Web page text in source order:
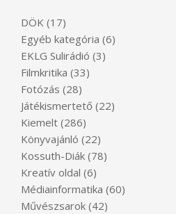
DÖK (17)
Egyéb kategória (6)
EKLG Sulirádió (3)
Filmkritika (33)
Fotózás (28)
Játékismertető (22)
Kiemelt (286)
Könyvajánló (22)
Kossuth-Diák (78)
Kreatív oldal (6)
Médiainformatika (60)
Művészsarok (42)